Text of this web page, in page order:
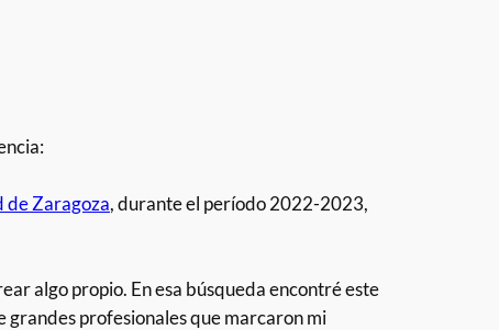
de Zaragoza, durante el período 2022-2023,
algo propio. En esa búsqueda encontré este
grandes profesionales que marcaron mi